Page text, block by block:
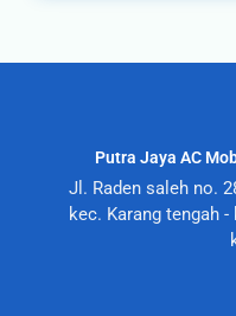
Putra Jaya AC
Jl. Raden saleh no.
kec. Karang tengah